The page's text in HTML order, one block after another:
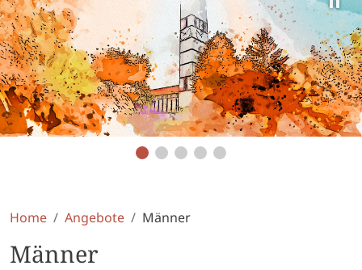
Home Angebote Männer
Männer